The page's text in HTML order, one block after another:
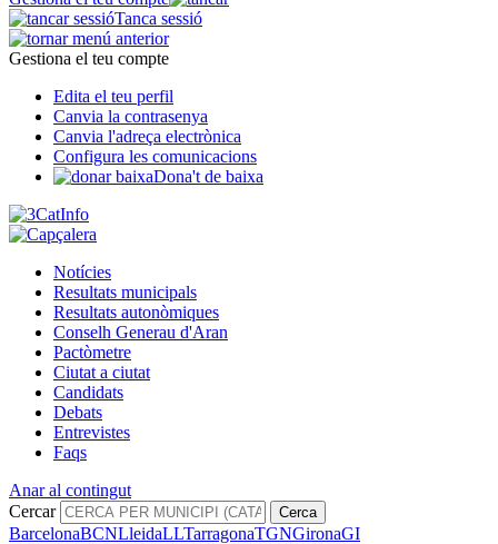
Tanca sessió
Gestiona el teu compte
Edita el teu perfil
Canvia la contrasenya
Canvia l'adreça electrònica
Configura les comunicacions
Dona't de baixa
Notícies
Resultats municipals
Resultats autonòmiques
Conselh Generau d'Aran
Pactòmetre
Ciutat a ciutat
Candidats
Debats
Entrevistes
Faqs
Anar al contingut
Cercar
Cerca
BarcelonaBCNLleidaLLTarragonaTGNGironaGI